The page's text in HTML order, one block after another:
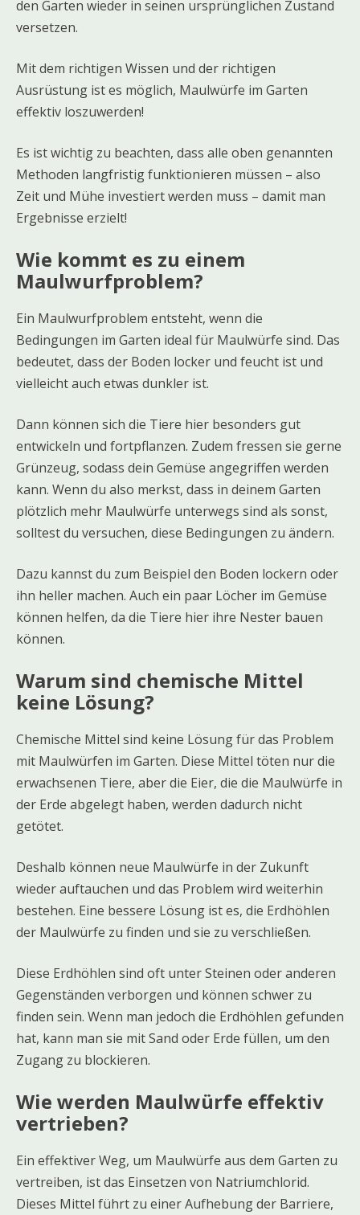
den Garten wieder in seinen ursprünglichen Zustand
versetzen.
Mit dem richtigen Wissen und der richtigen
Ausrüstung ist es möglich, Maulwürfe im Garten
effektiv loszuwerden!
Es ist wichtig zu beachten, dass alle oben genannten
Methoden langfristig funktionieren müssen – also
Zeit und Mühe investiert werden muss – damit man
Ergebnisse erzielt!
Wie kommt es zu einem
Maulwurfproblem?
Ein Maulwurfproblem entsteht, wenn die
Bedingungen im Garten ideal für Maulwürfe sind. Das
bedeutet, dass der Boden locker und feucht ist und
vielleicht auch etwas dunkler ist.
Dann können sich die Tiere hier besonders gut
entwickeln und fortpflanzen. Zudem fressen sie gerne
Grünzeug, sodass dein Gemüse angegriffen werden
kann. Wenn du also merkst, dass in deinem Garten
plötzlich mehr Maulwürfe unterwegs sind als sonst,
solltest du versuchen, diese Bedingungen zu ändern.
Dazu kannst du zum Beispiel den Boden lockern oder
ihn heller machen. Auch ein paar Löcher im Gemüse
können helfen, da die Tiere hier ihre Nester bauen
können.
Warum sind chemische Mittel
keine Lösung?
Chemische Mittel sind keine Lösung für das Problem
mit Maulwürfen im Garten. Diese Mittel töten nur die
erwachsenen Tiere, aber die Eier, die die Maulwürfe in
der Erde abgelegt haben, werden dadurch nicht
getötet.
Deshalb können neue Maulwürfe in der Zukunft
wieder auftauchen und das Problem wird weiterhin
bestehen. Eine bessere Lösung ist es, die Erdhöhlen
der Maulwürfe zu finden und sie zu verschließen.
Diese Erdhöhlen sind oft unter Steinen oder anderen
Gegenständen verborgen und können schwer zu
finden sein. Wenn man jedoch die Erdhöhlen gefunden
hat, kann man sie mit Sand oder Erde füllen, um den
Zugang zu blockieren.
Wie werden Maulwürfe effektiv
vertrieben?
Ein effektiver Weg, um Maulwürfe aus dem Garten zu
vertreiben, ist das Einsetzen von Natriumchlorid.
Dieses Mittel führt zu einer Aufhebung der Barriere,